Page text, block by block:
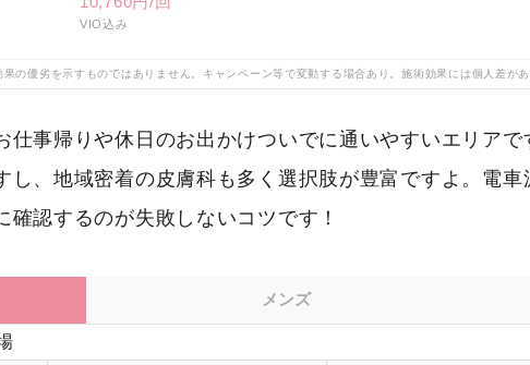
VIO込み
の優劣を示すものではありません。キャンペーン等で変動する場合あり。施術効果には個人差があ
仕事帰りや休日のお出かけついでに通いやすいエリア
し、地域密着の皮膚科も多く選択肢が豊富ですよ。電
認するのが失敗しないコツです！
メンズ